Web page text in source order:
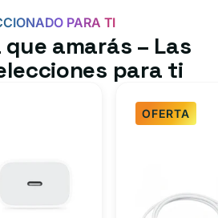
PARA TI
amarás – Las
para ti
OFERTA